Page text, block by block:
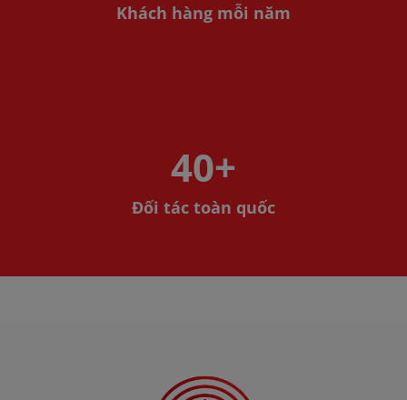
Khách hàng mỗi năm
40+
Đối tác toàn quốc